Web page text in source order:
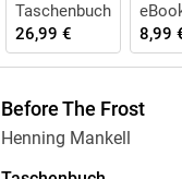
Taschenbuch
26,99 €
8,99
Before The Frost
Henning Mankell